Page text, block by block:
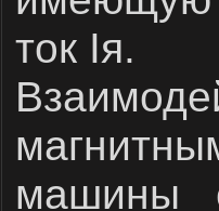
ток Iя.
машины